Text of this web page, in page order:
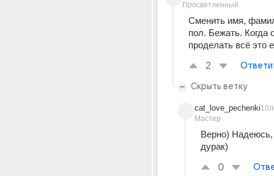
Просветленный
Сменить имя,
пол. Бежать. Когда
проделать всё это
2
Скрыть ветку
cat_love_pechenki
Мастер
Верно) Надеюсь,
дурак)
0